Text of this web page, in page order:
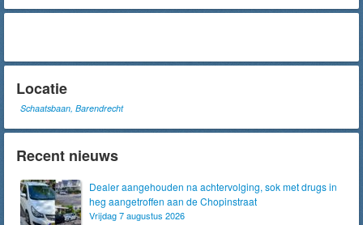
Locatie
Schaatsbaan, Barendrecht
Recent nieuws
Dealer aangehouden na achtervolging, sok met drugs in
heg aangetroffen aan de Chopinstraat
Vrijdag 7 augustus 2026